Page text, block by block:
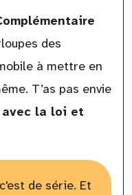
des
à mettre en
T’as pas envie
la loi et
de série. Et